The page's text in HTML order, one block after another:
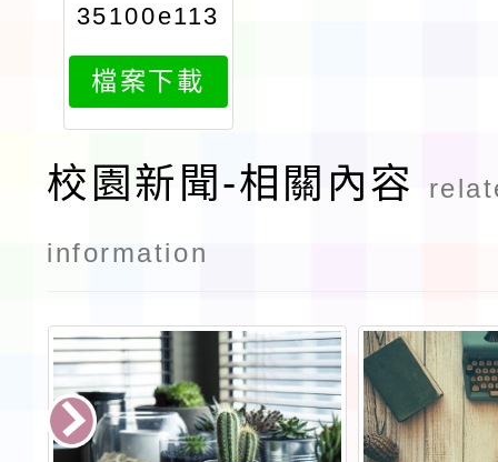
35100e113
0087487at
tach1
檔案下載
校園新聞-相關內容
information